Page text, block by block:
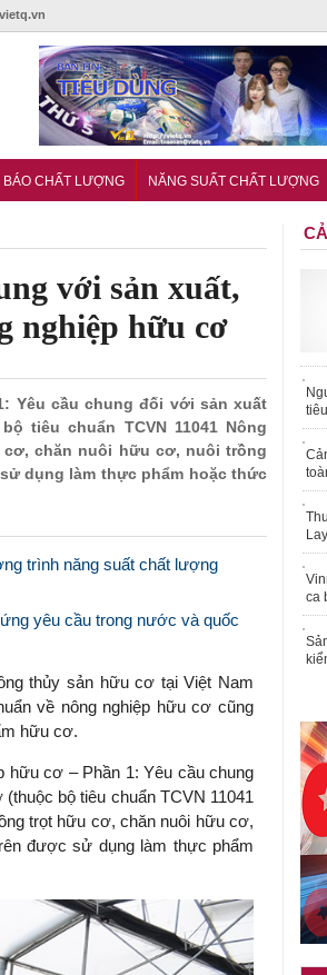
BÁO CHẤT LƯỢNG NĂNG SUẤT CHẤT LƯỢNG
với sản xuất,
nghiệp hữu cơ
Yêu cầu chung đối với sản xuất
tiêu chuẩn TCVN 11041 Nông
chăn nuôi hữu cơ, nuôi trồng
dụng làm thực phẩm hoặc thức
trình năng suất chất lượng
yêu cầu trong nước và quốc
thủy sản hữu cơ tại Việt Nam
về nông nghiệp hữu cơ cũng
hữu cơ.
hữu cơ – Phần 1: Yêu cầu chung
bộ tiêu chuẩn TCVN 11041
trọt hữu cơ, chăn nuôi hữu cơ,
được sử dụng làm thực phẩm
ca